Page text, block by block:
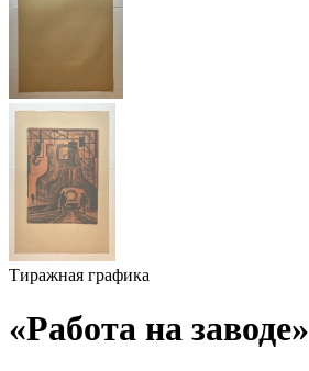
Тиражная графика
«Работа на заводе»